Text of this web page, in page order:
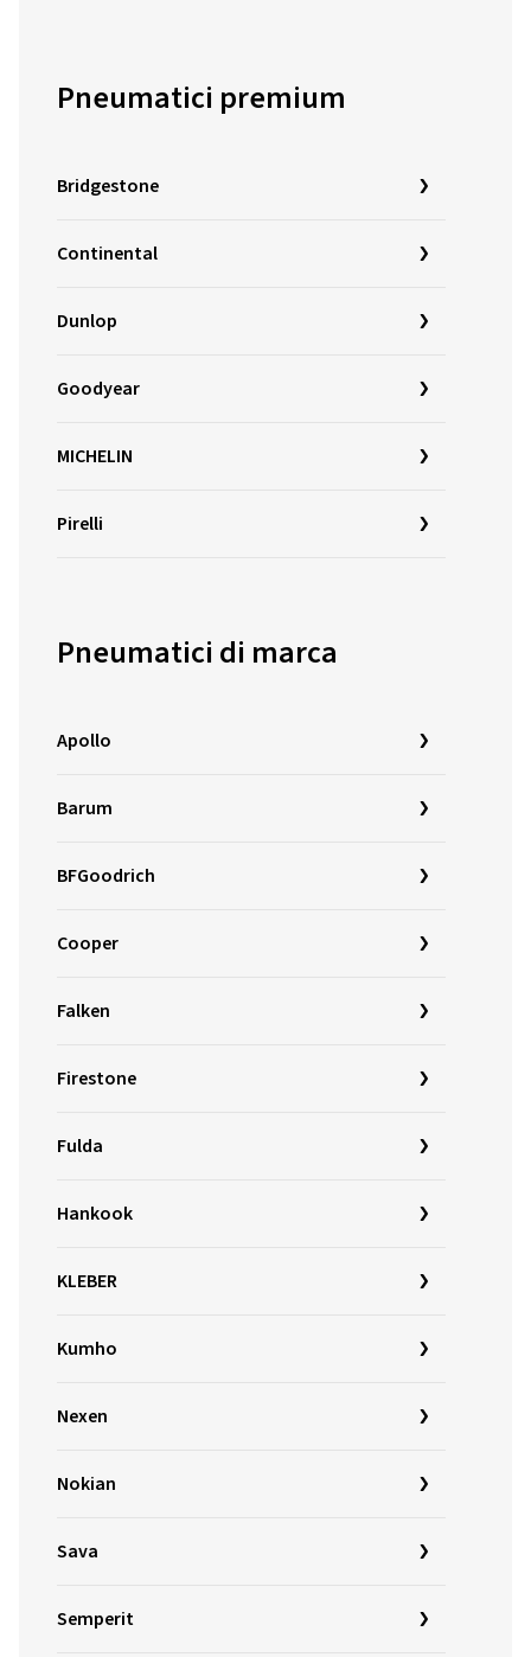
Pneumatici premium
Bridgestone
Continental
Dunlop
Goodyear
MICHELIN
Pirelli
Pneumatici di marca
Apollo
Barum
BFGoodrich
Cooper
Falken
Firestone
Fulda
Hankook
KLEBER
Kumho
Nexen
Nokian
Sava
Semperit